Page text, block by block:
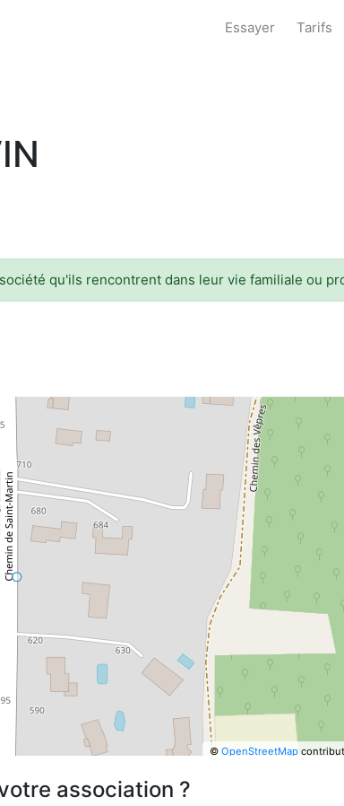
Essayer Tarifs
qu'ils rencontrent dans leur vie familiale ou
© OpenStreetMap
association ?